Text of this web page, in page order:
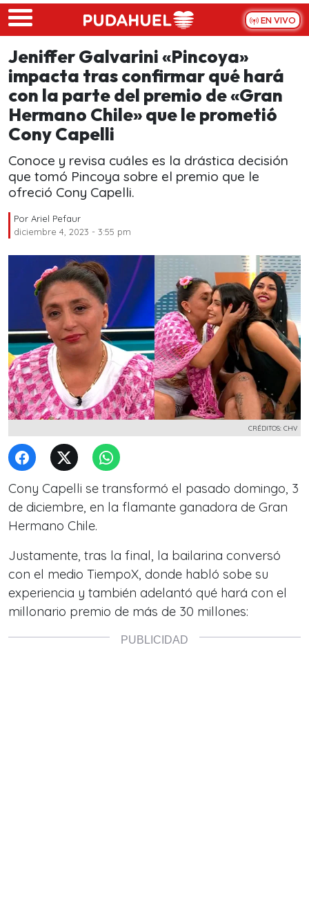
Skip to main content
EN VIVO
Jeniffer Galvarini «Pincoya»
impacta tras confirmar qué hará
con la parte del premio de «Gran
Hermano Chile» que le prometió
Cony Capelli
Conoce y revisa cuáles es la drástica decisión
que tomó Pincoya sobre el premio que le
ofreció Cony Capelli.
Por Ariel Pefaur
diciembre 4, 2023 - 3:55 pm
CRÉDITOS: CHV
Cony Capelli se transformó el pasado domingo, 3
de diciembre, en la flamante ganadora de Gran
Hermano Chile.
Justamente, tras la final, la bailarina conversó
con el medio TiempoX, donde habló sobe su
experiencia y también adelantó qué hará con el
millonario premio de más de 30 millones: